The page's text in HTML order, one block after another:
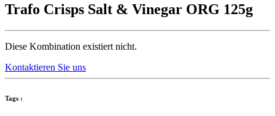
Trafo Crisps Salt & Vinegar ORG 125g
Diese Kombination existiert nicht.
Kontaktieren Sie uns
Tags :